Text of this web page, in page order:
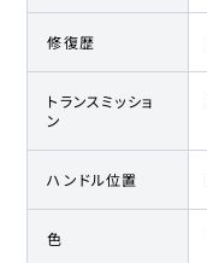
修復歴
トランスミッショ
ン
ハンドル位置
色